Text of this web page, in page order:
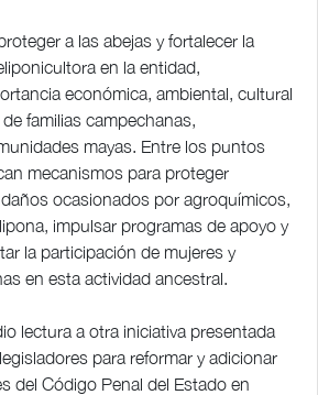
a las abejas y fortalecer la
en la entidad,
económica, ambiental, cultural
familias campechanas,
mayas. Entre los puntos
mecanismos para proteger
ocasionados por agroquímicos,
impulsar programas de apoyo y
la participación de mujeres y
en esta actividad ancestral.
lectura a otra iniciativa presentada
para reformar y adicionar
del Código Penal del Estado en